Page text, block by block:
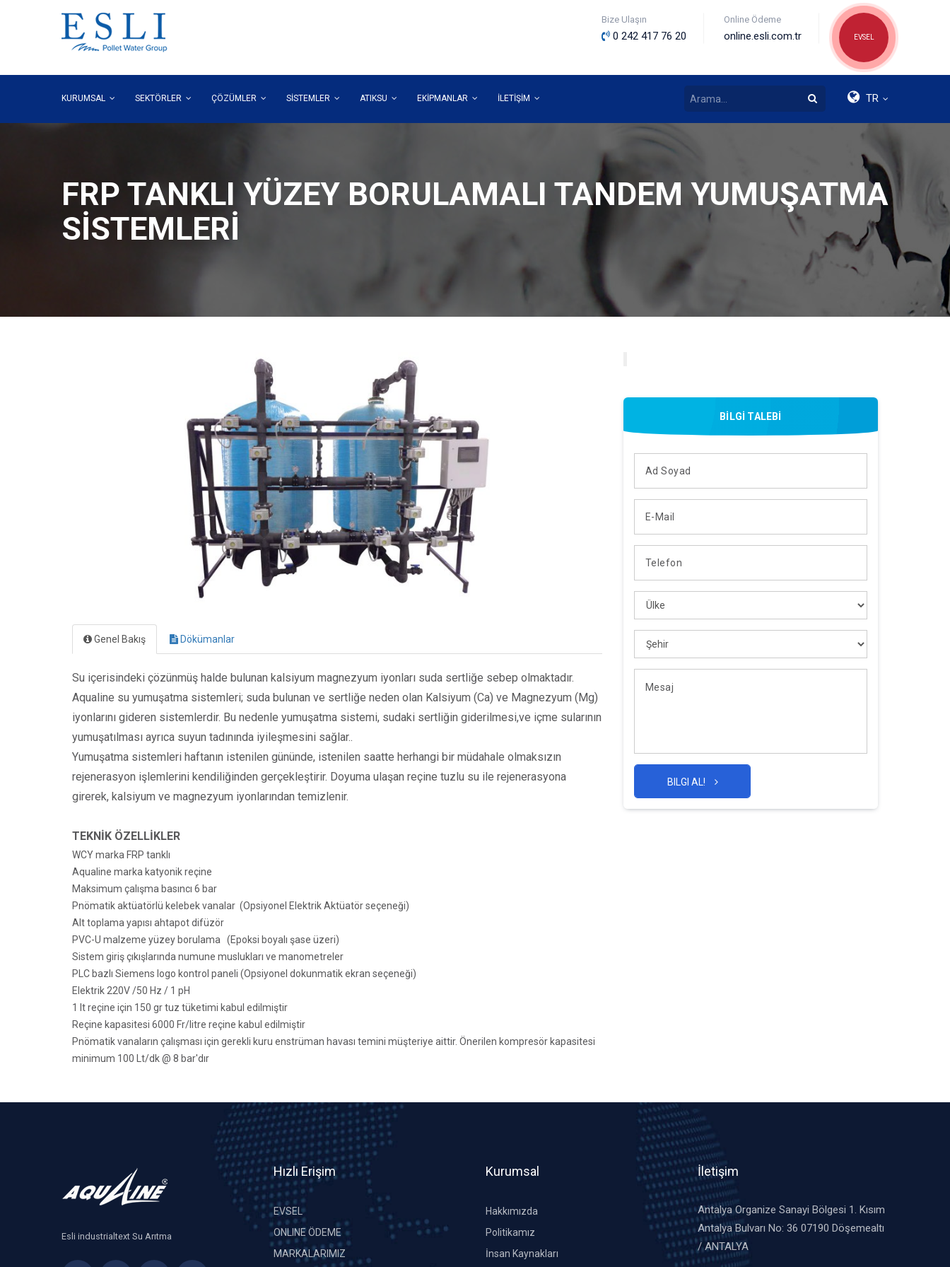
Bize Ulaşın
0 242 417 76 20
Online Ödeme
online.esli.com.tr EVSEL
KURUMSAL SEKTÖRLER ÇÖZÜMLER SİSTEMLER ATIKSU EKİPMANLAR İLETİŞİM TR
FRP TANKLI YÜZEY BORULAMALI TANDEM YUMUŞATMA
SİSTEMLERİ
Genel Bakış Dökümanlar
Su içerisindeki çözünmüş halde bulunan kalsiyum magnezyum iyonları suda sertliğe sebep olmaktadır.
Aqualine su yumuşatma sistemleri; suda bulunan ve sertliğe neden olan Kalsiyum (Ca) ve Magnezyum (Mg)
iyonlarını gideren sistemlerdir. Bu nedenle yumuşatma sistemi, sudaki sertliğin giderilmesi,ve içme sularının
yumuşatılması ayrıca suyun tadınında iyileşmesini sağlar..
Yumuşatma sistemleri haftanın istenilen gününde, istenilen saatte herhangi bir müdahale olmaksızın
rejenerasyon işlemlerini kendiliğinden gerçekleştirir. Doyuma ulaşan reçine tuzlu su ile rejenerasyona
girerek, kalsiyum ve magnezyum iyonlarından temizlenir.
TEKNİK ÖZELLİKLER
WCY marka FRP tanklı
Aqualine marka katyonik reçine
Maksimum çalışma basıncı 6 bar
Pnömatik aktüatörlü kelebek vanalar (Opsiyonel Elektrik Aktüatör seçeneği)
Alt toplama yapısı ahtapot difüzör
PVC-U malzeme yüzey borulama (Epoksi boyalı şase üzeri)
Sistem giriş çıkışlarında numune muslukları ve manometreler
PLC bazlı Siemens logo kontrol paneli (Opsiyonel dokunmatik ekran seçeneği)
Elektrik 220V /50 Hz / 1 pH
1 lt reçine için 150 gr tuz tüketimi kabul edilmiştir
Reçine kapasitesi 6000 Fr/litre reçine kabul edilmiştir
Pnömatik vanaların çalışması için gerekli kuru enstrüman havası temini müşteriye aittir. Önerilen kompresör kapasitesi
minimum 100 Lt/dk @ 8 bar'dır
BİLGİ TALEBİ
BILGI AL!
Esli industrialtext Su Arıtma
Hızlı Erişim
EVSEL
ONLINE ÖDEME
MARKALARIMIZ
Kurumsal
Hakkımızda
Politikamız
İnsan Kaynakları
İletişim
Antalya Organize Sanayi Bölgesi 1. Kısım
Antalya Bulvarı No: 36 07190 Döşemealtı
/ ANTALYA